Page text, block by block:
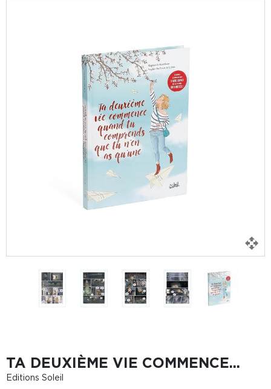
TA DEUXIÈME VIE COMMENCE...
Editions Soleil